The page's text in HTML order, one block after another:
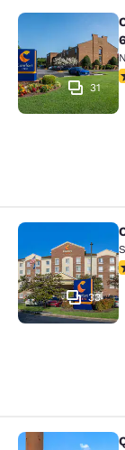
Comfort
31
Comfort
33